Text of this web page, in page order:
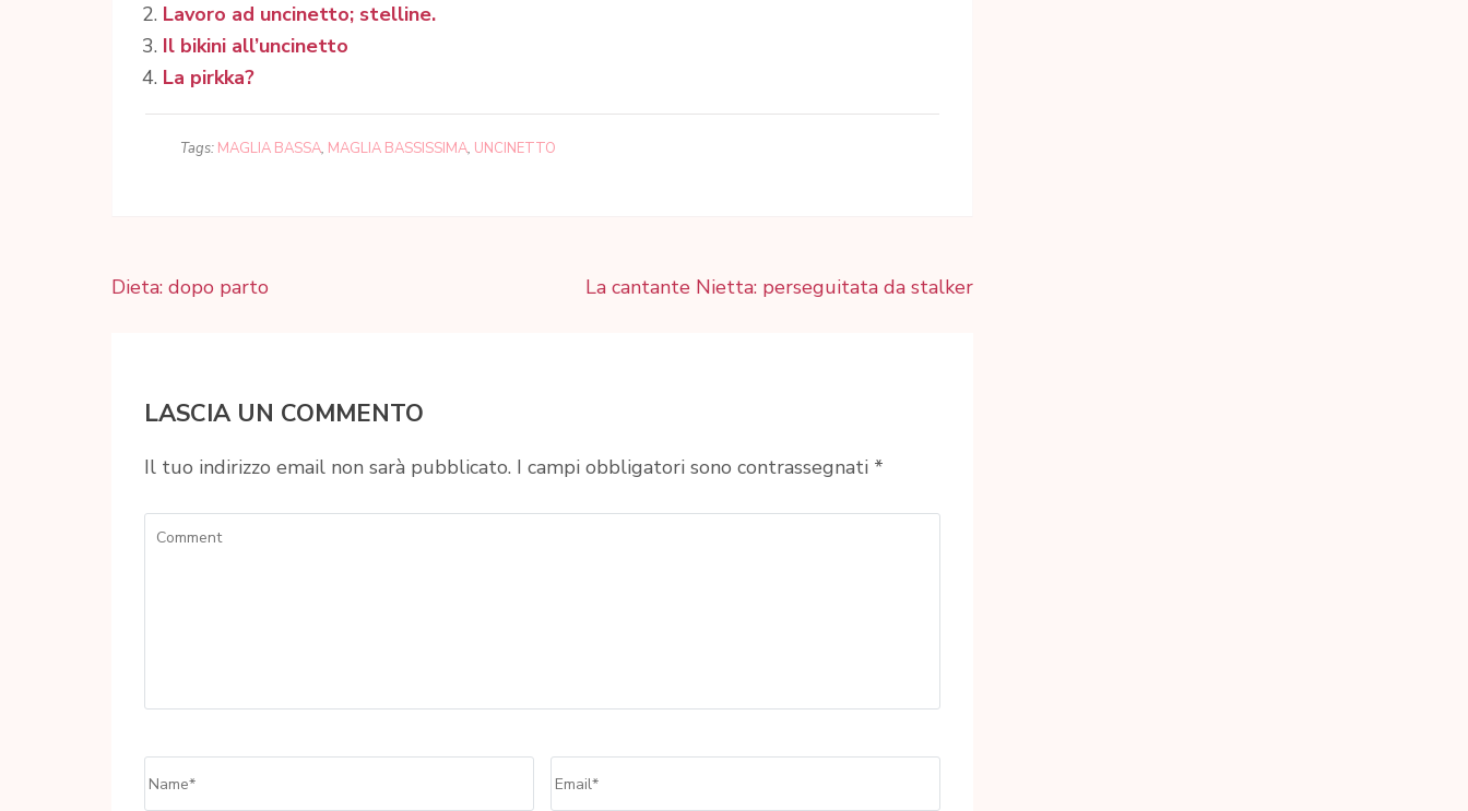
Lavoro ad uncinetto; stelline.
Il bikini all’uncinetto
La pirkka?
Tags: MAGLIA BASSA, MAGLIA BASSISSIMA, UNCINETTO
Navigazione
Dieta: dopo parto La cantante Nietta: perseguitata da stalker
LASCIA UN COMMENTO
Il tuo indirizzo email non sarà pubblicato. I campi obbligatori sono contrassegnati *
Comment